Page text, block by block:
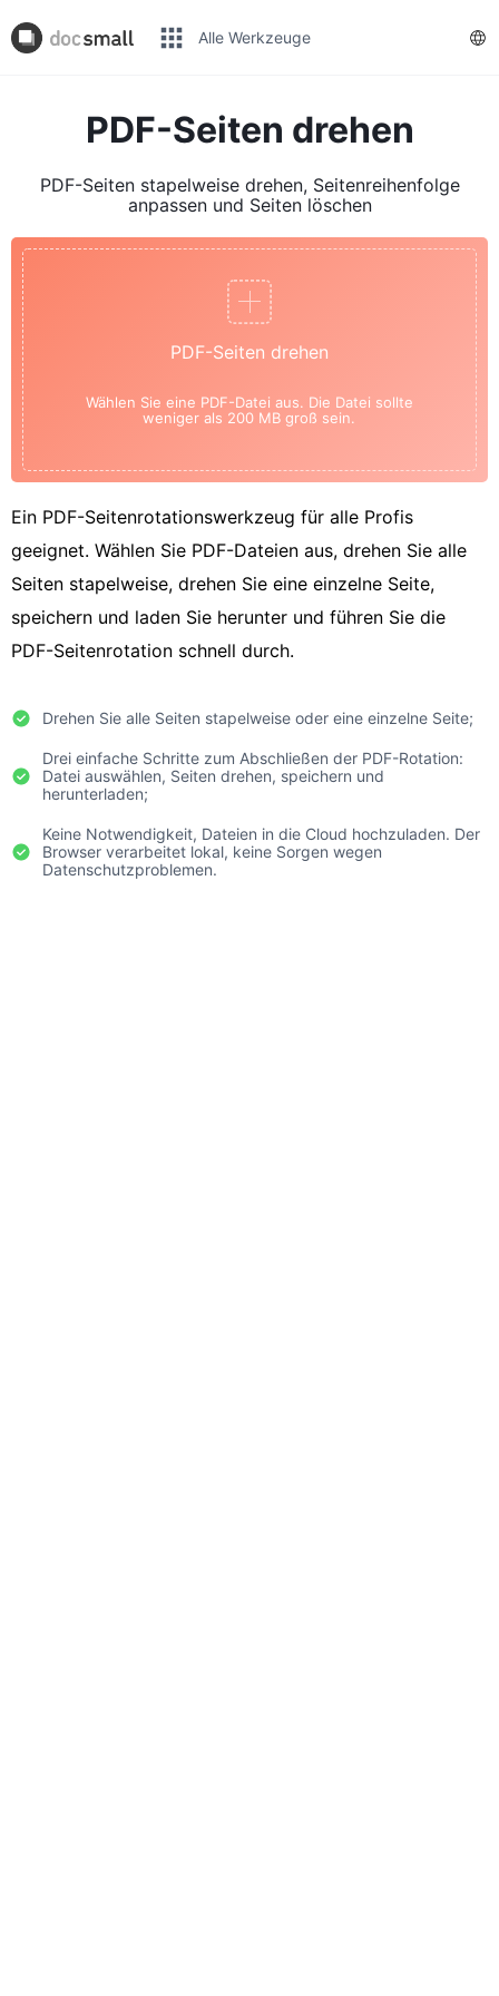
Alle Werkzeuge
PDF-Seiten drehen
PDF-Seiten stapelweise drehen, Seitenreihenfolge
anpassen und Seiten löschen
PDF-Seiten drehen
Wählen Sie eine PDF-Datei aus. Die Datei sollte
weniger als 200 MB groß sein.
Ein PDF-Seitenrotationswerkzeug für alle Profis
geeignet. Wählen Sie PDF-Dateien aus, drehen Sie alle
Seiten stapelweise, drehen Sie eine einzelne Seite,
speichern und laden Sie herunter und führen Sie die
PDF-Seitenrotation schnell durch.
Drehen Sie alle Seiten stapelweise oder eine einzelne Seite;
Drei einfache Schritte zum Abschließen der PDF-Rotation:
Datei auswählen, Seiten drehen, speichern und
herunterladen;
Keine Notwendigkeit, Dateien in die Cloud hochzuladen. Der
Browser verarbeitet lokal, keine Sorgen wegen
Datenschutzproblemen.